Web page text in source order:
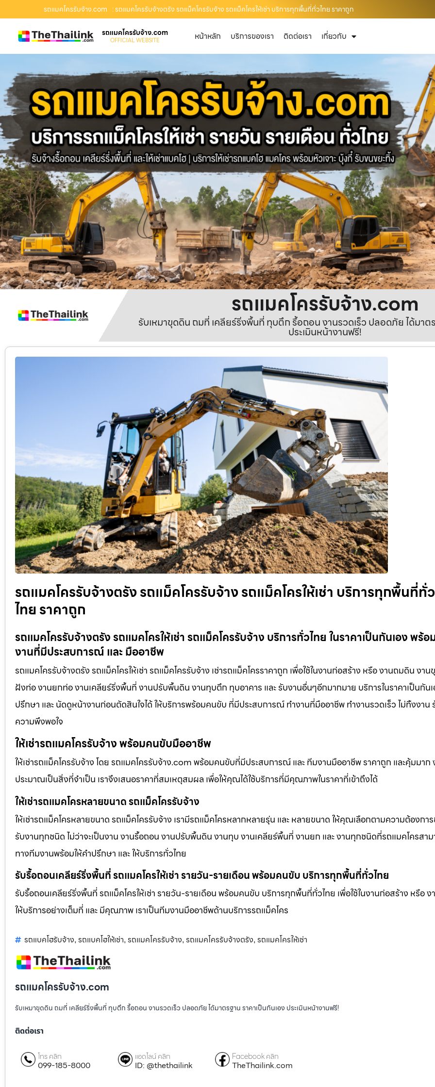
รถแมคโครรับจ้าง.com : รถแมคโครรับจ้างตรัง รถแม็คโครรับจ้าง รถแม็คโครให้เช่า บริการทุกพื้นที่ทั่วไทย ราคาถูก
รถแมคโครรับจ้าง.com
OFFICIAL WEBSITE หน้าหลัก บริการของเรา ติดต่อเรา เกี่ยวกับ
รถแมคโครรับจ้าง.com
รับเหมาขุดดิน ถมที่ เคลียร์ริ่งพื้นที่ ทุบตึก รื้อถอน งานรวดเร็ว ปลอดภัย ได้มาต
ประเมินหน้างานฟรี!
รถแมคโครรับจ้างตรัง รถแม็คโครรับจ้าง รถแม็คโครให้เช่า บริการทุกพื้นที่ทั่ว
ไทย ราคาถูก
รถแมคโครรับจ้างตรัง รถแมคโครให้เช่า รถแม็คโครรับจ้าง บริการทั่วไทย ในราคาเป็นกันเอง พร้
งานที่มีประสบการณ์ และ มืออาชีพ
รถแมคโครรับจ้างตรัง รถแม็คโครให้เช่า รถแม็คโครรับจ้าง เช่ารถแม็คโครราคาถูก เพื่อใช้ในงานก่อสร้าง หรือ งานถมดิน งาน
ฝังท่อ งานยกท่อ งานเคลียร์ริ่งพื้นที่ งานปรับพื้นดิน งานทุบตึก ทุบอาคาร และ รับงานอื่นๆอีกมากมาย บริการในราคาเป็นกัน
ปรึกษา และ นัดดูหน้างานก่อนตัดสินใจได้ ให้บริการพร้อมคนขับ ที่มีประสบการณ์ ทำงานที่มืออาชีพ ทำงานรวดเร็ว ไม่ทิ้งงาน
ความพึงพอใจ
ให้เช่ารถแมคโครรับจ้าง พร้อมคนขับมืออาชีพ
ให้เช่ารถแม็คโครรับจ้าง โดย รถแมคโครรับจ้าง.com พร้อมคนขับที่มีประสบการณ์ และ ทีมงานมืออาชีพ ราคาถูก และคุ้มมาก
ประมาณเป็นสิ่งที่จำเป็น เราจึงเสนอราคาที่สมเหตุสมผล เพื่อให้คุณได้ใช้บริการที่มีคุณภาพในราคาที่เข้าถึงได้
ให้เช่ารถแมคโครหลายขนาด รถแม็คโครรับจ้าง
ให้เช่ารถแม็คโครหลายขนาด รถแม็คโครรับจ้าง เรามีรถแม็คโครหลากหลายรุ่น และ หลายขนาด ให้คุณเลือกตามความต้องกา
รับงานทุกชนิด ไม่ว่าจะเป็นงาน งานรื้อถอน งานปรับพื้นดิน งานทุบ งานเคลียร์พื้นที่ งานยก และ งานทุกชนิดที่รถแมคโครสาม
ทางทีมงานพร้อมให้คำปรึกษา และ ให้บริการทั่วไทย
รับรื้อถอนเคลียร์ริ่งพื้นที่ รถแมคโครให้เช่า รายวัน-รายเดือน พร้อมคนขับ บริการทุกพื้นที่ทั่วไทย
รับรื้อถอนเคลียร์ริ่งพื้นที่ รถแม็คโครให้เช่า รายวัน-รายเดือน พร้อมคนขับ บริการทุกพื้นที่ทั่วไทย เพื่อใช้ในงานก่อสร้าง หรือ
ให้บริการอย่างเต็มที่ และ มีคุณภาพ เราเป็นทีมงานมืออาชีพด้านบริการรถแม็คโคร
รถแบคโฮรับจ้าง, รถแบคโฮให้เช่า, รถแมคโครรับจ้าง, รถแมคโครรับจ้างตรัง, รถแมคโครให้เช่า
รถแมคโครรับจ้าง.com
รับเหมาขุดดิน ถมที่ เคลียร์ริ่งพื้นที่ ทุบตึก รื้อถอน งานรวดเร็ว ปลอดภัย ได้มาตรฐาน ราคาเป็นกันเอง ประเมินหน้างานฟรี!
ติดต่อเรา
โทร คลิก
099-185-8000
แอดไลน์ คลิก
ID: @thethailink
Facebook คลิก
TheThailink.com